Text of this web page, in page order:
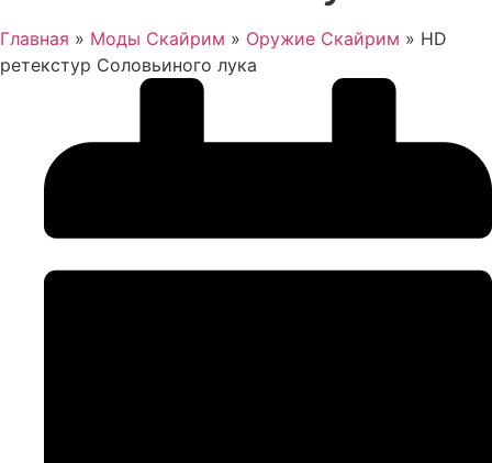
Главная » Моды Скайрим » Оружие Скайрим » HD
ретекстур Соловьиного лука